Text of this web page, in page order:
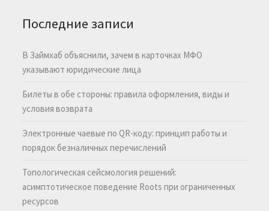
Последние записи
В Займхаб объяснили, зачем в карточках МФО
указывают юридические лица
Билеты в обе стороны: правила оформления, виды и
условия возврата
Электронные чаевые по QR-коду: принцип работы и
порядок безналичных перечислений
Топологическая сейсмология решений:
асимптотическое поведение Roots при ограниченных
ресурсов